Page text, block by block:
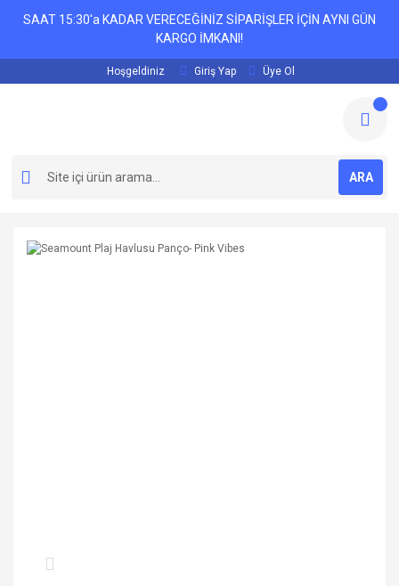
SAAT 15:30'a KADAR VERECEĞİNİZ SİPARİŞLER İÇİN AYNI GÜN
KARGO İMKANI!
Hoşgeldiniz Giriş Yap Üye Ol
ARA